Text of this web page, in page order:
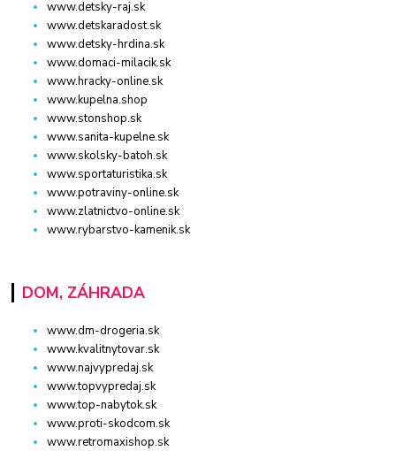
www.detsky-raj.sk
www.detskaradost.sk
www.detsky-hrdina.sk
www.domaci-milacik.sk
www.hracky-online.sk
www.kupelna.shop
www.stonshop.sk
www.sanita-kupelne.sk
www.skolsky-batoh.sk
www.sportaturistika.sk
www.potraviny-online.sk
www.zlatnictvo-online.sk
www.rybarstvo-kamenik.sk
DOM, ZÁHRADA
www.dm-drogeria.sk
www.kvalitnytovar.sk
www.najvypredaj.sk
www.topvypredaj.sk
www.top-nabytok.sk
www.proti-skodcom.sk
www.retromaxishop.sk